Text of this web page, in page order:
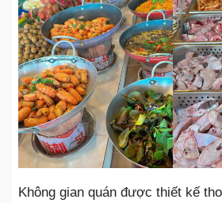
Không gian quán được thiết kế